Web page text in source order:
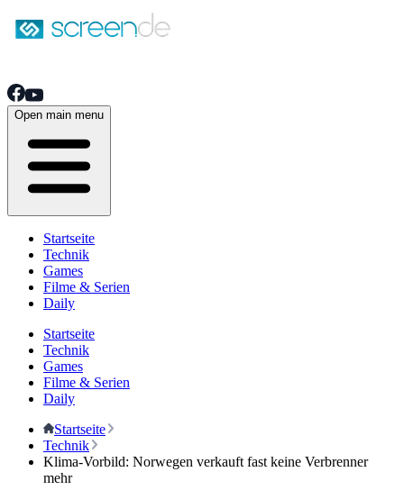
Open main menu
Startseite
Technik
Games
Filme & Serien
Daily
Startseite
Technik
Games
Filme & Serien
Daily
Startseite
Technik
Klima-Vorbild: Norwegen verkauft fast keine Verbrenner
mehr